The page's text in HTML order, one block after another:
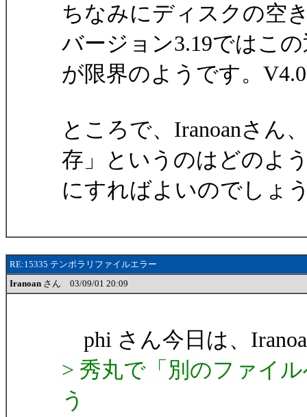
ちなみにディスクの空
バージョン3.19ではこ
が限界のようです。
ところで、Iranoanさん
存」というのはどのよ
にすればよいのでしょ
RE:15335 テンポラリファイルエラー
Iranoan さん 03/09/01 20:09
phi さん今日は、
> 秀丸で「別のファイ
う